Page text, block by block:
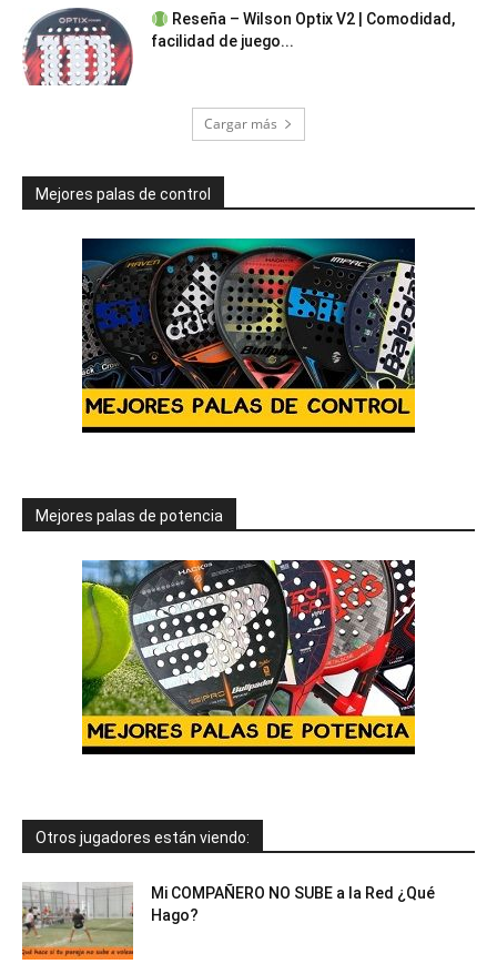
Reseña – Wilson Optix V2 | Comodidad,
facilidad de juego...
Cargar más
Mejores palas de control
Mejores palas de potencia
Otros jugadores están viendo:
Mi COMPAÑERO NO SUBE a la Red ¿Qué
Hago?